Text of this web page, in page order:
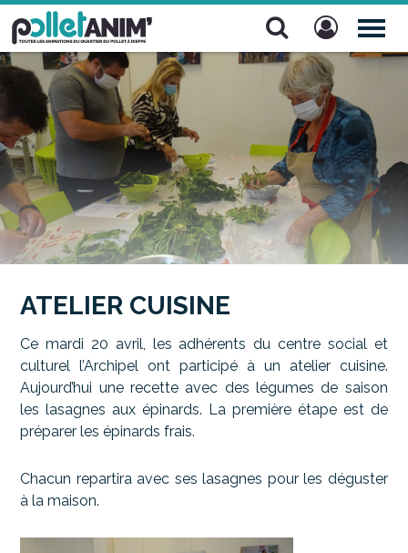
Pollet Anim'
ATELIER CUISINE
Ce mardi 20 avril, les adhérents du centre social et
culturel l’Archipel ont participé à un atelier cuisine.
Aujourd’hui une recette avec des légumes de saison
les lasagnes aux épinards. La première étape est de
préparer les épinards frais.
Chacun repartira avec ses lasagnes pour les déguster
à la maison.